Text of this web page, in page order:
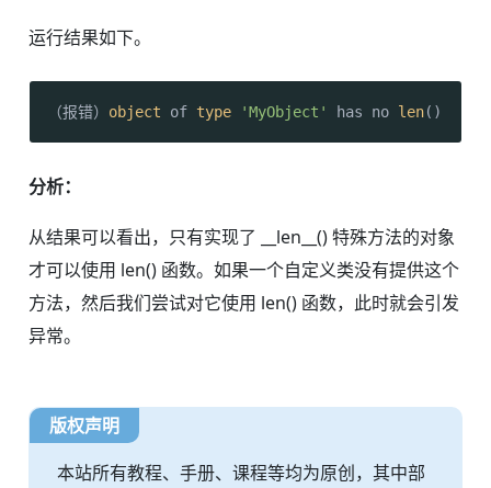
运行结果如下。
（报错） object of type 'MyObject' has no len
分析：
从结果可以看出，只有实现了 __len__() 特殊方法的对象
才可以使用 len() 函数。如果一个自定义类没有提供这个
方法，然后我们尝试对它使用 len() 函数，此时就会引发
异常。
版权声明
本站所有教程、手册、课程等均为原创，其中部